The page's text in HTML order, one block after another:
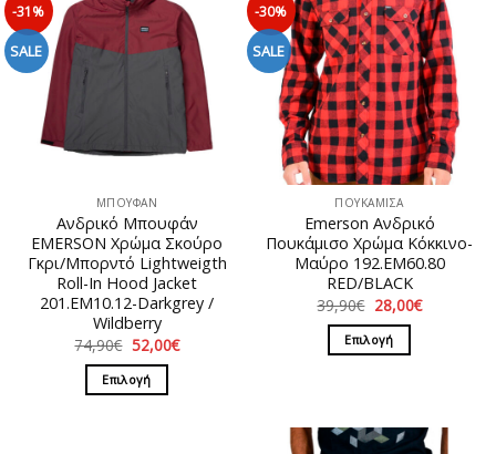
-31%
SALE
ΜΠΟΥΦΑΝ
Ανδρικό Μπουφάν
EMERSON Χρώμα Σκούρο
Γκρι/Μπορντό Lightweigth
Roll-In Hood Jacket
201.EM10.12-Darkgrey /
Wildberry
74,90€ Original
price
was:
74,90€.
52,00€Η
Επιλογή
-30%
SALE
ΠΟΥΚΑΜΙΣΑ
Emerson Ανδρικό
Πουκάμισο Χρώμα Κόκκινο-
Μαύρο 192.EM60.80
RED/BLACK
39,90€ Original
price
was:
39,90€.
28,00€Η
Επιλογή
έχει